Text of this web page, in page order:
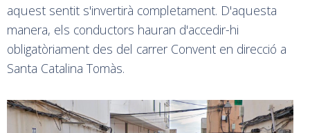
aquest sentit s'invertirà completament. D'aquesta
manera, els conductors hauran d'accedir-hi
obligatòriament des del carrer Convent en direcció a
Santa Catalina Tomàs.